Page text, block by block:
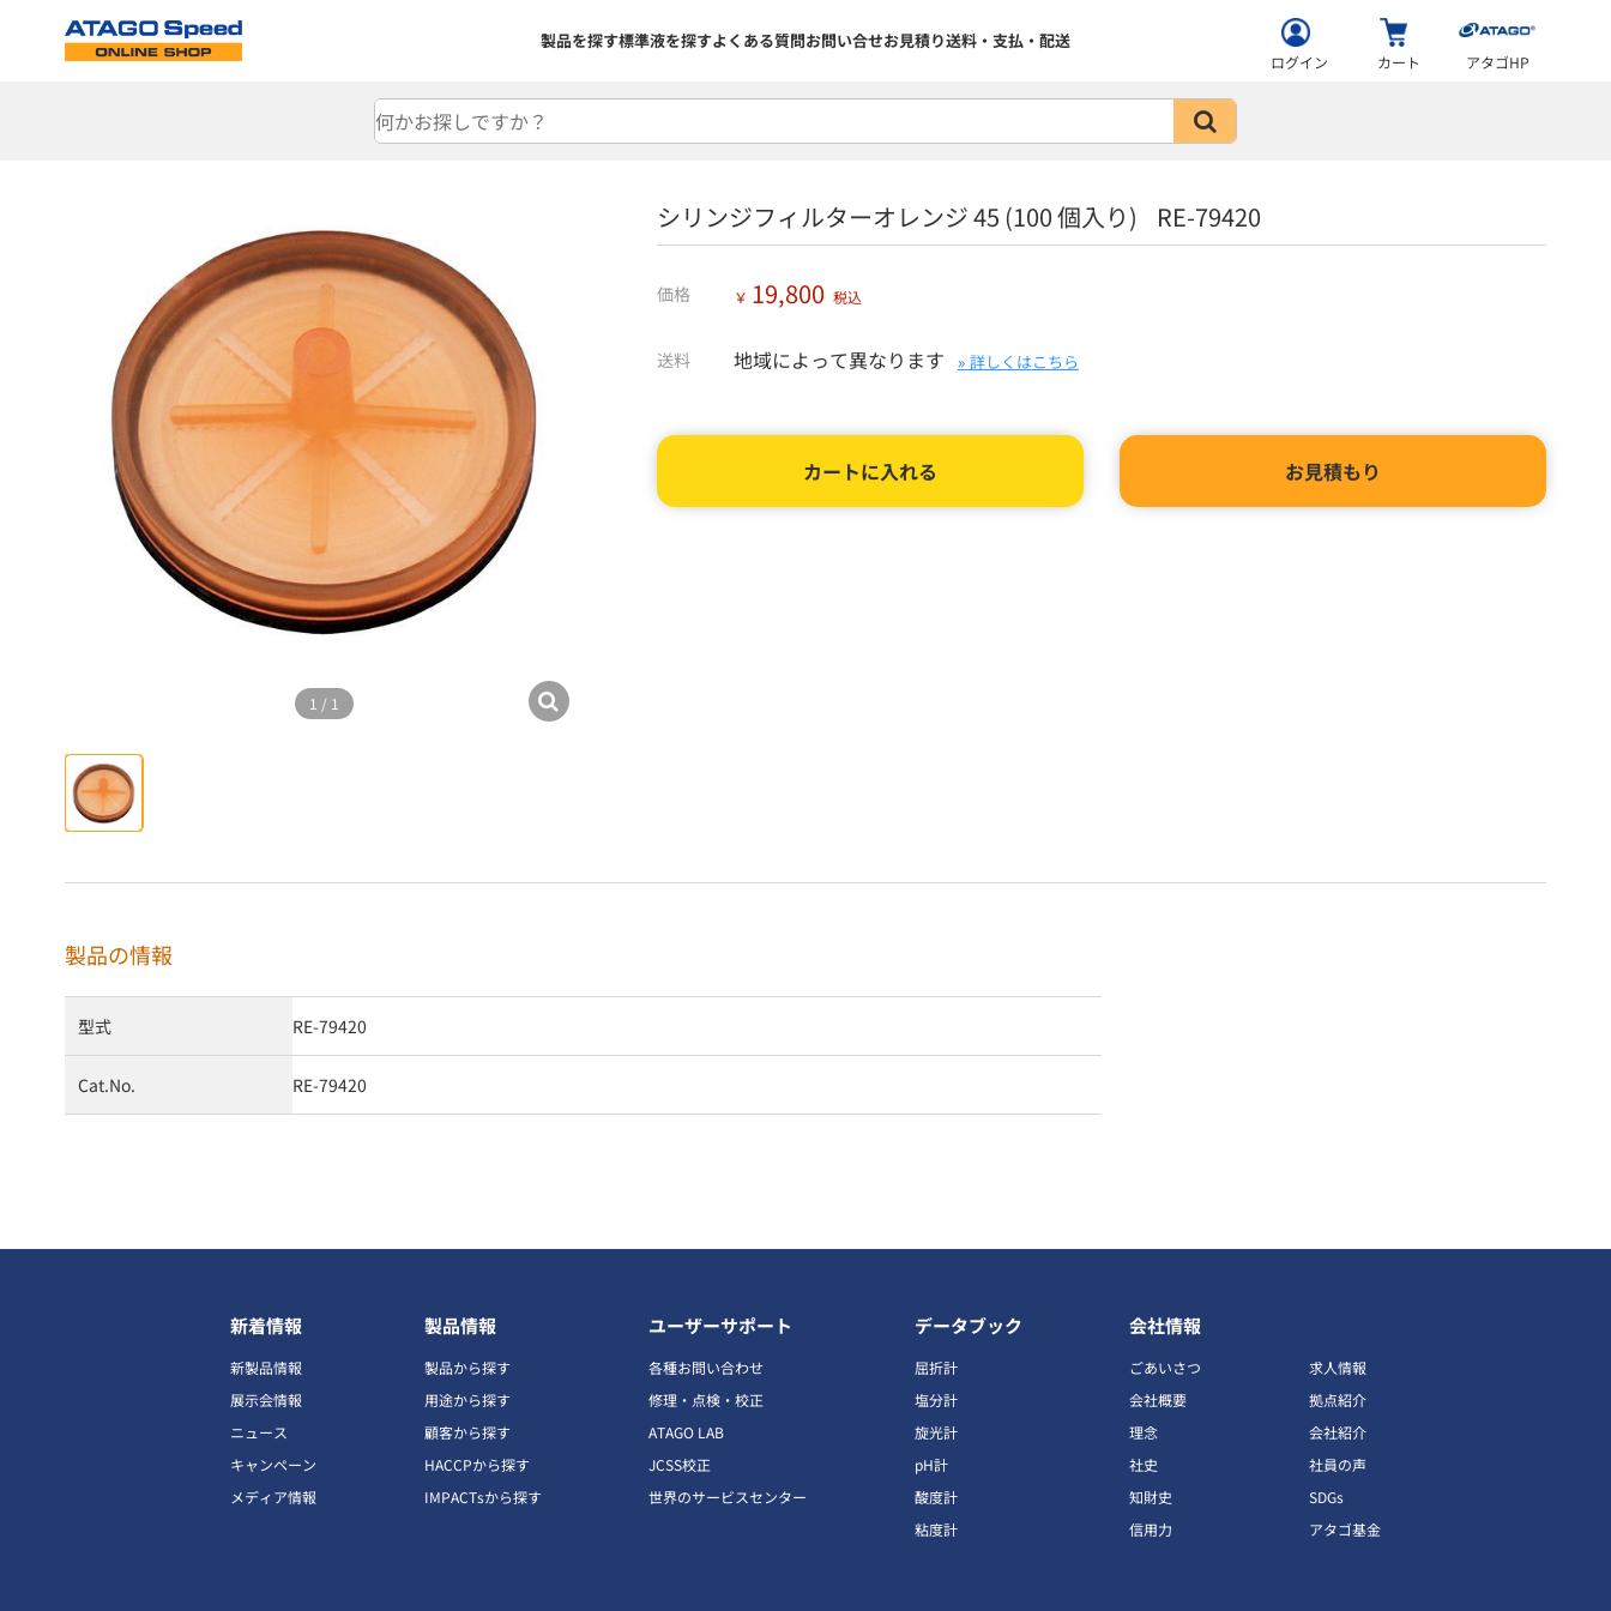
製品を探す標準液を探すよくある質問お問い合せお見積り送料・支払・配送
ログイン カート アタゴHP
1 / 1
シリンジフィルターオレンジ 45 (100 個入り) RE-79420
価格 ￥ 19,800 税込
送料 地域によって異なります » 詳しくはこちら
カートに入れる お見積もり
製品の情報
型式 RE-79420
Cat.No. RE-79420
新着情報
新製品情報
展示会情報
ニュース
キャンペーン
メディア情報
製品情報
製品から探す
用途から探す
顧客から探す
HACCPから探す
IMPACTsから探す
ユーザーサポート
各種お問い合わせ
修理・点検・校正
ATAGO LAB
JCSS校正
世界のサービスセンター
データブック
屈折計
塩分計
旋光計
pH計
酸度計
粘度計
会社情報
ごあいさつ
会社概要
理念
社史
知財史
信用力
求人情報
拠点紹介
会社紹介
社員の声
SDGs
アタゴ基金